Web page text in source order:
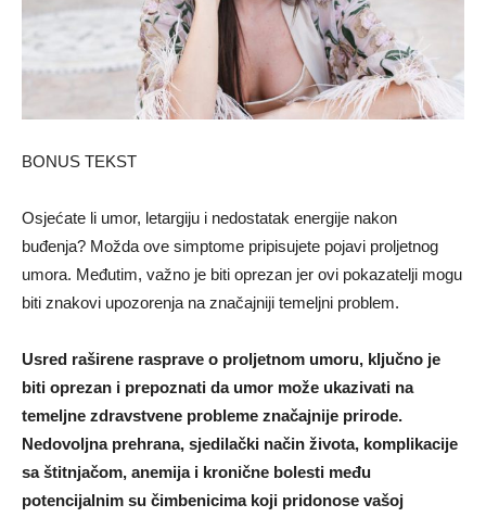
BONUS TEKST
Osjećate li umor, letargiju i nedostatak energije nakon
buđenja? Možda ove simptome pripisujete pojavi proljetnog
umora. Međutim, važno je biti oprezan jer ovi pokazatelji mogu
biti znakovi upozorenja na značajniji temeljni problem.
Usred raširene rasprave o proljetnom umoru, ključno je
biti oprezan i prepoznati da umor može ukazivati na
temeljne zdravstvene probleme značajnije prirode.
Nedovoljna prehrana, sjedilački način života, komplikacije
sa štitnjačom, anemija i kronične bolesti među
potencijalnim su čimbenicima koji pridonose vašoj